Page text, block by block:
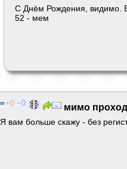
С Днём Рождения, видимо.
52 - мем
0 0 мимо
Я вам больше скажу - без